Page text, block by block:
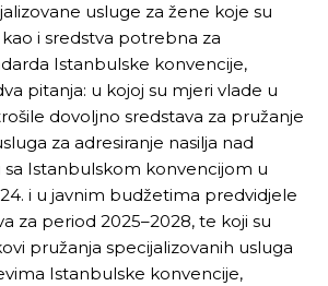
usluge za žene koje su
i sredstva potrebna za
Istanbulske konvencije,
pitanja: u kojoj su mjeri vlade u
dovoljno sredstava za pružanje
za adresiranje nasilja nad
sa Istanbulskom konvencijom u
i u javnim budžetima predvidjele
za period 2025–2028, te koji su
pružanja specijalizovanih usluga
Istanbulske konvencije,